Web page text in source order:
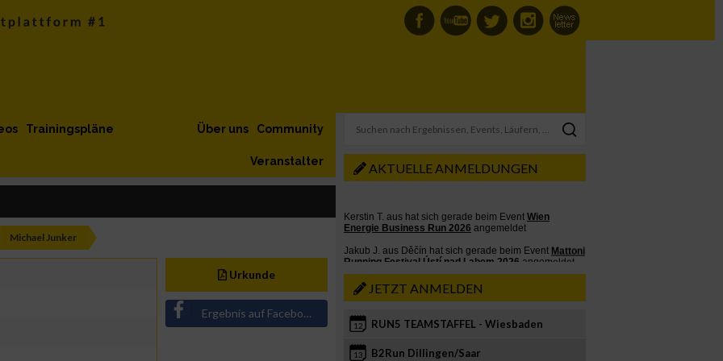
Trainingspläne Community
Über uns
Veranstalter
Michael Junker
Urkunde
Ergebnis auf Facebook teilen
AKTUELLE ANMELDUNGEN
JETZT ANMELDEN
12 RUN5 TEAMSTAFFEL - Wiesbaden
13 B2Run Dillingen/Saar